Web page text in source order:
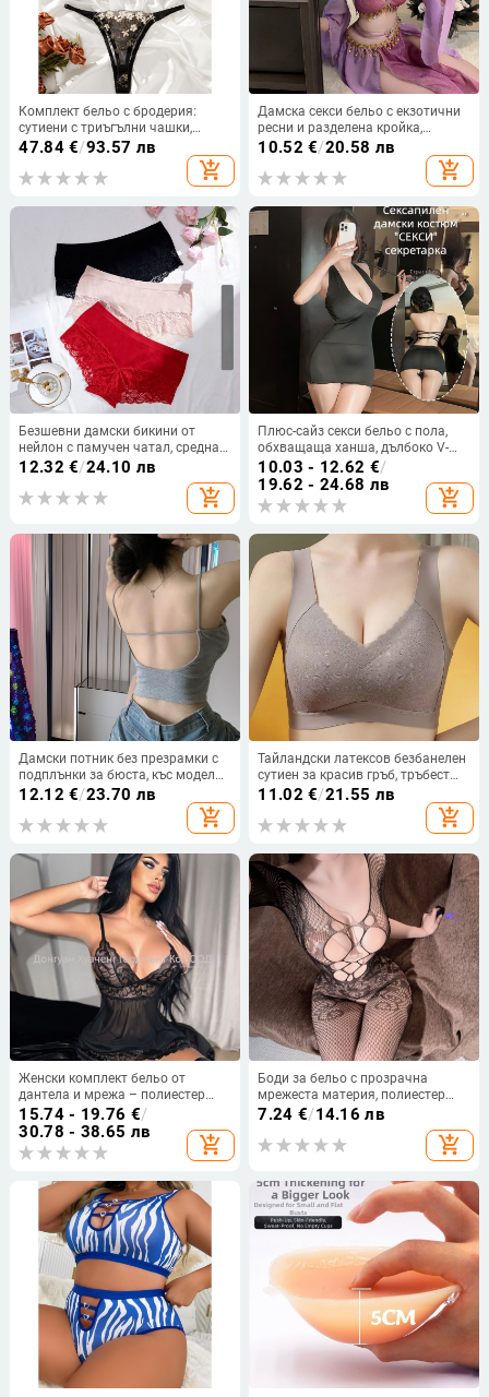
Комплект бельо с бродерия:
сутиени с триъгълни чашки,
прашки и жартиери — основна
материя 97% полиестер, 3%
еластан; подплата 97%
триъгълни; стил: средно
47.84€/93.57 лв
add_shopping_cart
Дамска секси бельо с екзотични
ресни и разделена кройка,
вдъхновено от антична Дунхуан
полиестер • 90–95% полиестер
10.52 €/20.58 лв
add_shopping_cart
Безшевни дамски бикини от
нейлон с памучен чатал, средна
талия, дишащи, оформящи
тялото и повдигащи задните
части
12.32 €/24.10 лв
add_shopping_cart
Плюс-сайз секси бельо с пола,
обхващаща ханша, дълбоко V-
образно деколте, униформа за
ролева игра
10.03 - 12.62 €/
19.62 - 24.68 лв
add_shopping_cart
Дамски потник без презрамки с
подплънки за бюста, къс модел
за слоево носене, открит гръб, с
12.12 €/23.70 лв
add_shopping_cart
Тайландски латексов безбанелен
сутиен за красив гръб, тръбест
спортен сутиен за жени,
повдигащ ефект за малък бюст,
против увисване
11.02 €/21.55 лв
add_shopping_cart
Женски комплект бельо от
дантела и мрежа – полиестер
80–90%, игрови стил, обработка
10 дни, пролет 2023
15.74 - 19.76 €/
30.78 - 38.65 лв
add_shopping_cart
Боди за бельо с прозрачна
мрежеста материя, полиестер
80–90%, за жена, лято 2025,
7.24 €/14.16 лв
add_shopping_cart